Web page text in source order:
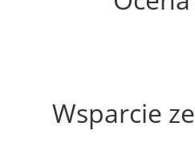
Wsparcie